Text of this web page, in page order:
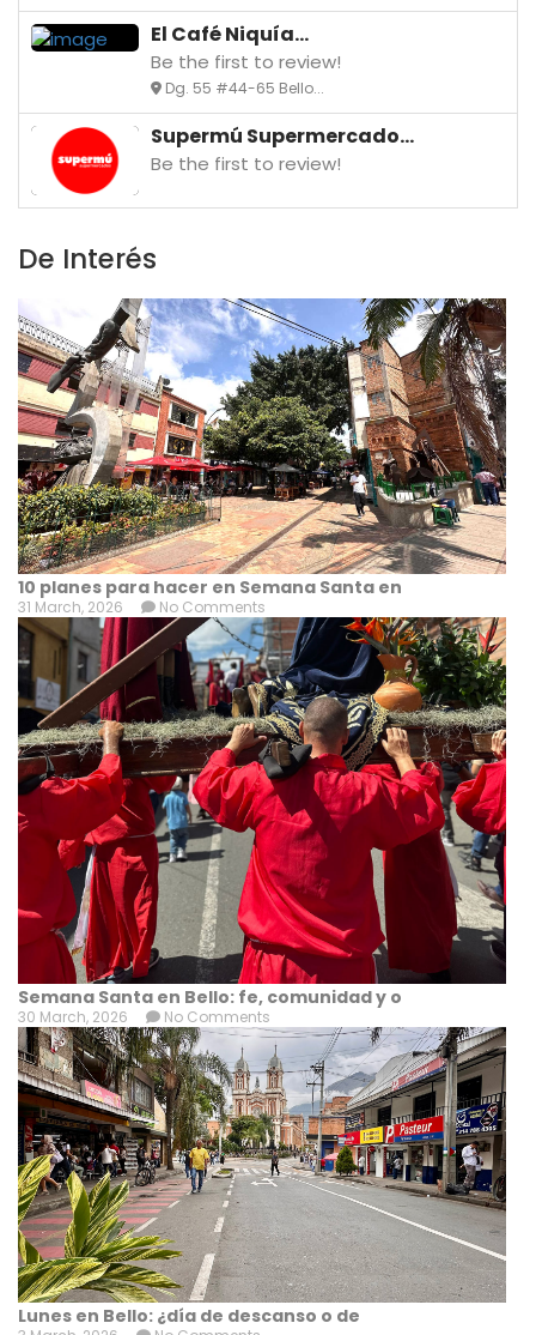
El Café Niquía...
Be the first to review!
Dg. 55 #44-65 Bello...
Supermú Supermercado...
Be the first to review!
De Interés
10 planes para hacer en Semana Santa en
31 March, 2026 No Comments
Semana Santa en Bello: fe, comunidad y o
30 March, 2026 No Comments
Lunes en Bello: ¿día de descanso o de